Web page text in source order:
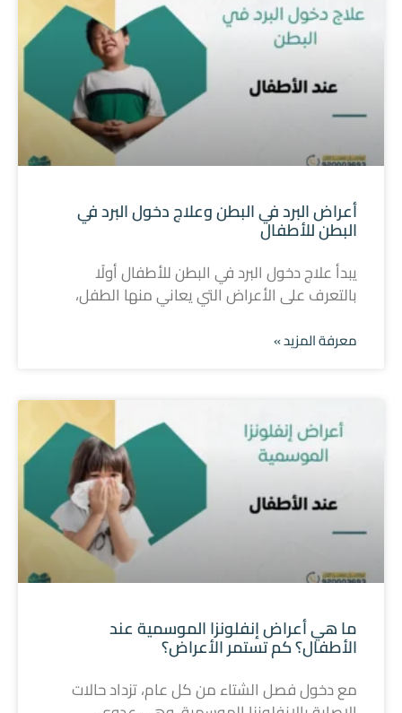
أعراض البرد في البطن وعلاج دخول البرد في
البطن للأطفال
يبدأ علاج دخول البرد في البطن للأطفال أولًا
بالتعرف على الأعراض التي يعاني منها الطفل،
معرفة المزيد »
ما هي أعراض إنفلونزا الموسمية عند
الأطفال؟ كم تستمر الأعراض؟
مع دخول فصل الشتاء من كل عام، تزداد حالات